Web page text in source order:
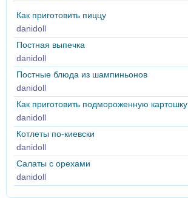
Как приготовить пиццу
danidoll
Постная выпечка
danidoll
Постные блюда из шампиньонов
danidoll
Как приготовить подмороженную картошку
danidoll
Котлеты по-киевски
danidoll
Салаты с орехами
danidoll